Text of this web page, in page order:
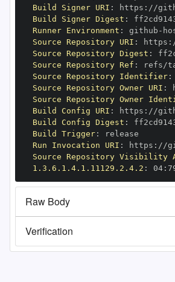
Build Signer URI : https : //
Build Signer Digest :
Runner Environment : github -
Source Repository URI : https :
Source Repository Digest :
Source Repository Ref :
Source Repository Identifier:
Source Repository Owner URI :
Source Repository Owner
Build Config URI : https : //
Build Config Digest :
Build Trigger:
Run Invocation URI : https :
Source Repository Visibility
1.3.6.1.4.1.11129.2.4.2 : 04:
Raw Body
Verification